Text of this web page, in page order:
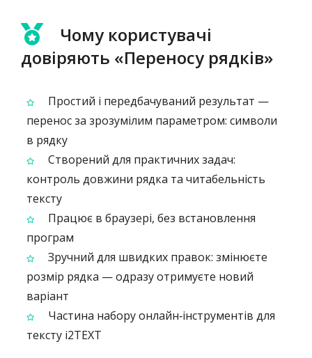
Чому користувачі
довіряють «Переносу рядків»
Простий і передбачуваний результат —
перенос за зрозумілим параметром: символи
в рядку
Створений для практичних задач:
контроль довжини рядка та читабельність
тексту
Працює в браузері, без встановлення
програм
Зручний для швидких правок: змінюєте
розмір рядка — одразу отримуєте новий
варіант
Частина набору онлайн‑інструментів для
тексту i2TEXT